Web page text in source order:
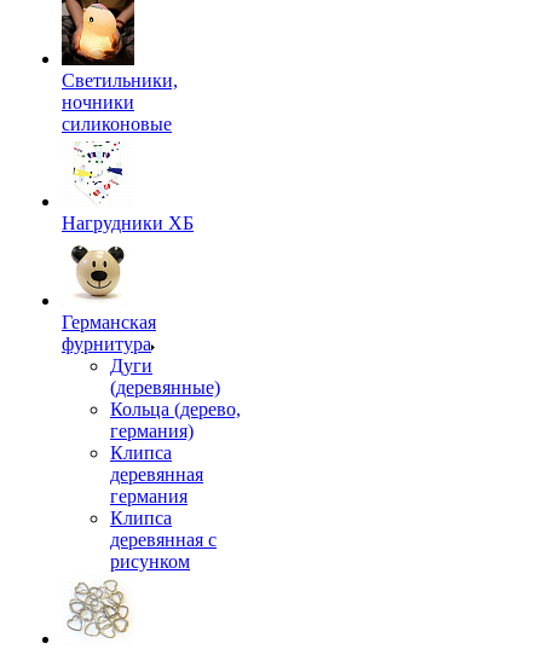
Светильники,
ночники
силиконовые
Нагрудники ХБ
Германская
фурнитура
Дуги
(деревянные)
Кольца (дерево,
германия)
Клипса
деревянная
германия
Клипса
деревянная с
рисунком